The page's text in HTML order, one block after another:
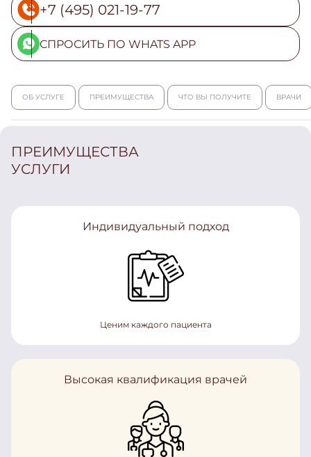
+7 (495) 021-19-77
СПРОСИТЬ ПО WHATS APP
ОБ УСЛУГЕ ПРЕИМУЩЕСТВА ЧТО ВЫ ПОЛУЧИТЕ ВРАЧИ
ПРЕИМУЩЕСТВА
УСЛУГИ
Индивидуальный подход
Ценим каждого пациента
Высокая квалификация врачей